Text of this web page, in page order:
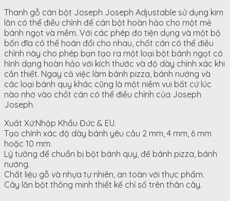
Thanh gỗ cán bột Joseph Joseph Adjustable sử dụng kim
lăn có thể điều chỉnh để cán bột hoàn hảo cho một mẻ
bánh ngọt và mềm. Với các phép đo tiện dụng và một bộ
bốn đĩa có thể hoán đổi cho nhau, chốt cán có thể điều
chỉnh này cho phép bạn tạo ra một loại bột bánh ngọt có
hình dạng hoàn hảo với kích thước và độ dày chính xác khi
cần thiết. Ngay cả việc làm bánh pizza, bánh nướng và
các loại bánh quy khác cũng là một niềm vui bất cứ lúc
nào nhờ vào chốt cán có thể điều chỉnh của Joseph
Joseph.
Xuất Xứ:Nhập Khẩu Đức & EU.
Tạo chính xác độ dày bánh yêu cầu 2 mm, 4 mm, 6 mm
hoặc 10 mm.
Lý tưởng để chuẩn bị bột bánh quy, đế bánh pizza, bánh
nướng.
Chất liệu gỗ và nhựa tự nhiên, an toàn với thực phẩm.
Cây lăn bột thông minh thiết kế chỉ số trên thân cây.